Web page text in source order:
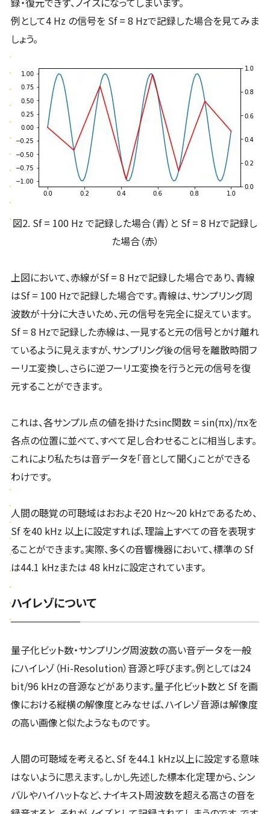
例として4 Hz の信号を Sf = 8 Hzで記録した場合を見てみま
しょう。
図2. Sf = 100 Hz で記録した場合（青）と Sf = 8 Hzで記録し
た場合（赤）
上図において、赤線がSf = 8 Hzで記録した場合であり、青線
はSf = 100 Hzで記録した場合です。青線は、サンプリング周
波数が十分に大きいため、元の信号を完全に捉えています。
Sf = 8 Hzで記録した赤線は、一見すると元の信号とかけ離れ
ているように見えますが、サンプリング後の信号を離散時間フ
ーリエ変換し、さらに逆フーリエ変換を行うと元の信号を復
元することができます。
これは、各サンプル点の値を掛けたsinc関数 = sin(πx)/πxを
各点の位置に並べて、すべて足し合わせることに相当します。
これにより私たちは音データを「音として聞く」ことができる
わけです。
人間の聴覚の可聴域はおおよそ20 Hz〜20 kHzであるため、
Sf を40 kHz 以上に設定すれば、理論上すべての音を表現す
ることができます。実際、多くの音響機器において、標準の Sf
は44.1 kHzまたは 48 kHzに設定されています。
ハイレゾについて
量子化ビット数・サンプリング周波数の高い音データを⼀般
にハイレゾ（Hi-Resolution）音源と呼びます。例としては24
bit/96 kHzの音源などがあります。量子化ビット数と Sf を画
像における縦横の解像度とみなせば、ハイレゾ音源は解像度
の高い画像と似たようなものです。
人間の可聴域を考えると、Sf を44.1 kHz以上に設定する意味
はないように思えます。しかし先述した標本化定理から、シン
バルやハイハットなど、ナイキスト周波数を超える高さの音を